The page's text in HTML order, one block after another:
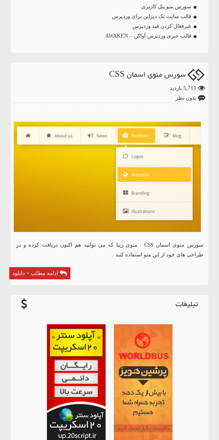
سورس منو پنل کاربری
قالب سایت تک دیزاین برای وردپرس
غیرفعال کردن فید وردپرس
قالب خبری وردپرس آواکن – AWAKEN
سورس منوی اسمان CSS
بدون نظر
سورس منوی اسمان CSS : منوی زیبا که می توانید هم اکنون دریافت کرده و در
طراحی های خود از این منو استفاده کنید .
ادامه مطلب + دانلود
تبلیغات